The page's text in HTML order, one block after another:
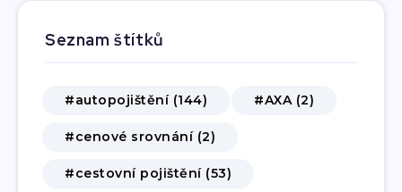
Seznam štítků
#autopojištění (144) #AXA (2)
#cenové srovnání (2)
#cestovní pojištění (53)